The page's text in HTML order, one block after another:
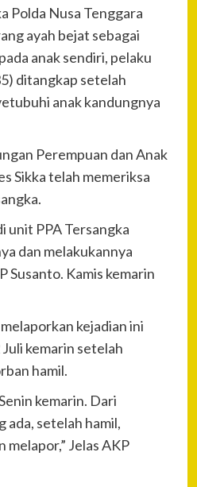
Polda Nusa Tenggara
ayah bejat sebagai
anak sendiri, pelaku
ditangkap setelah
anak kandungnya
Perempuan dan Anak
Sikka telah memeriksa
unit PPA Tersangka
dan melakukannya
Susanto. Kamis kemarin
kejadian ini
kemarin setelah
hamil.
kemarin. Dari
ada, setelah hamil,
melapor,” Jelas AKP